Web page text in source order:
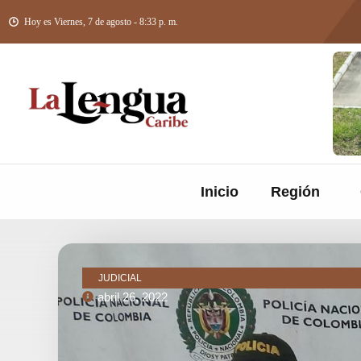
Hoy es Viernes, 7 de agosto - 8:33 p. m.
Inicio Región
JUDICIAL
abril 26, 2022